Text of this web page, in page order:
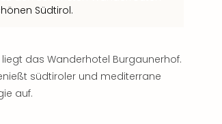
Südtirol.
das Wanderhotel Burgaunerhof.
südtiroler und mediterrane
auf.